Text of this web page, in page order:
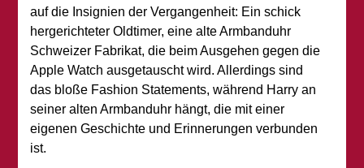
auf die Insignien der Vergangenheit: Ein schick
hergerichteter Oldtimer, eine alte Armbanduhr
Schweizer Fabrikat, die beim Ausgehen gegen die
Apple Watch ausgetauscht wird. Allerdings sind
das bloße Fashion Statements, während Harry an
seiner alten Armbanduhr hängt, die mit einer
eigenen Geschichte und Erinnerungen verbunden
ist.